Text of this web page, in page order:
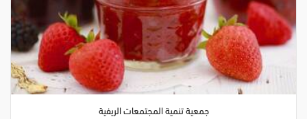
جمعية تنمية المجتمعات الريفية